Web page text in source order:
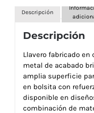
Descripción
Descripción
Llavero fabricado
metal de acabado
amplia superficie
en bolsita con
disponible en
combinación de